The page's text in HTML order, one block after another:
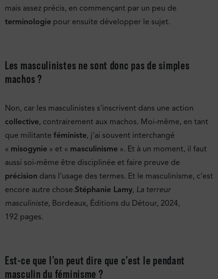
mais assez précis, en commençant par un peu de
terminologie pour ensuite développer le sujet.
Les masculinistes ne sont donc pas de simples
machos ?
Non, car les masculinistes s’inscrivent dans une action
collective, contrairement aux machos. Moi-même, en tant
que militante féministe, j’ai souvent interchangé
« misogynie » et « masculinisme ». Et à un moment, il faut
aussi soi-même être disciplinée et faire preuve de
précision dans l’usage des termes. Et le masculinisme, c’est
encore autre chose.Stéphanie Lamy, La terreur
masculiniste, Bordeaux, Éditions du Détour, 2024,
192 pages.
Est-ce que l’on peut dire que c’est le pendant
masculin du féminisme ?